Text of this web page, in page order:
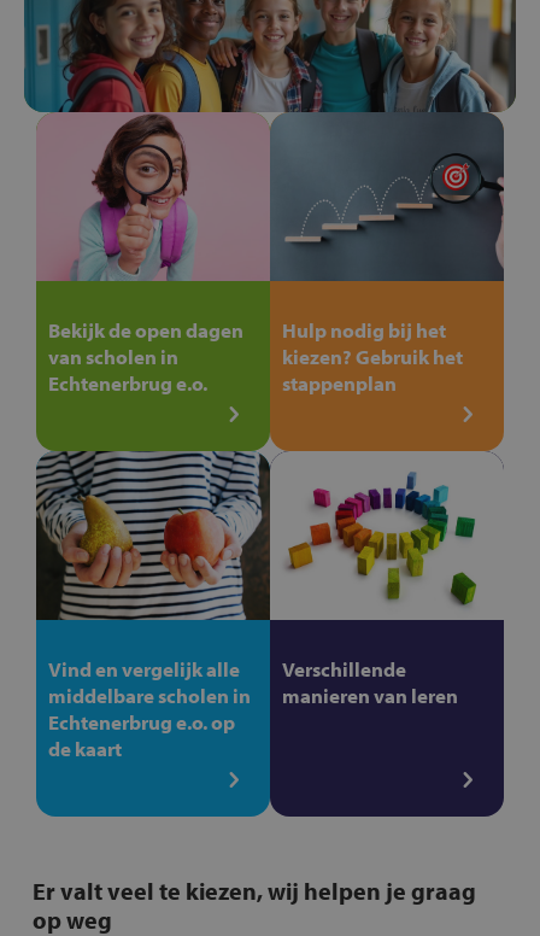
Bekijk de open dagen
van scholen in
Echtenerbrug e.o.
Hulp nodig bij het
kiezen? Gebruik het
stappenplan
Vind en vergelijk alle
middelbare scholen in
Echtenerbrug e.o. op
de kaart
Verschillende
manieren van leren
Er valt veel te kiezen, wij helpen je graag
op weg